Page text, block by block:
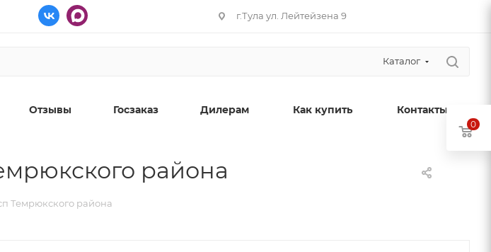
г.Тула ул. Лейтейзена 9
Каталог
Отзывы Госзаказ Дилерам Как купить Контакты
района
Темрюкского района
0